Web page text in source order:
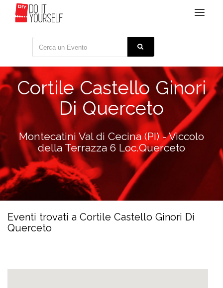
Toggle
Cortile Castello Ginori
Di Querceto
Montecatini Val di Cecina (PI) - Viccolo
della Terrazza 6 Loc.Querceto
Eventi trovati a Cortile Castello Ginori Di
Querceto